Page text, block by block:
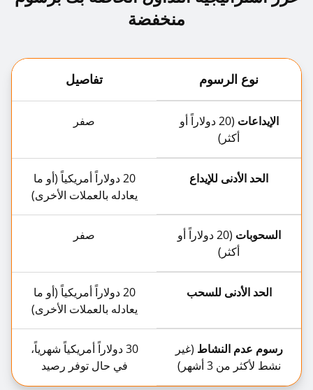
منخفضة
نوع الرسوم تفاصيل
الإيداعات
(20 دولاراً أو
أكثر)
صفر
الحد الأدنى للإيداع
20 دولاراً أمريكياً (أو ما
يعادله بالعملات الأخرى)
السحوبات
(20 دولاراً أو
أكثر)
صفر
الحد الأدنى للسحب
20 دولاراً أمريكياً (أو ما
يعادله بالعملات الأخرى)
رسوم عدم النشاط (غير
نشط لأكثر من 3 أشهر)
30 دولاراً أمريكياً شهرياً،
في حال توفر رصيد